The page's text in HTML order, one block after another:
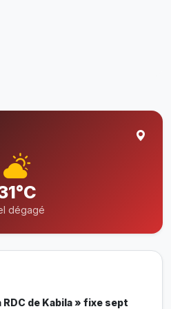
dégagé
de Kabila » fixe sept